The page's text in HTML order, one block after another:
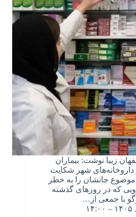
زیبا نوشت: بیماران
داروخانه‌های شهر شکایت
موضوع جانشان را به خطر
که در روزهای گذشته
با جمعی از…